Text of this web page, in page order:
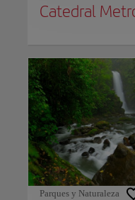
Catedral
Parques y Naturaleza